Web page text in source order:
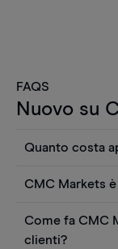
FAQS
Nuovo su
Quanto costa
Puoi anche
utilizzare
o rapporti
CMC Markets
regolamentato
Come fa CMC
clienti?